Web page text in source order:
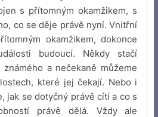
s přítomným okamžikem, s
co se děje právě nyní. Vnitřní
okamžikem, dokonce
budoucí. Někdy stačí
a nečekaně můžeme
které jej čekají. Nebo i
jak se dotyčný právě cítí a co s
právě dělá. Vždy ale